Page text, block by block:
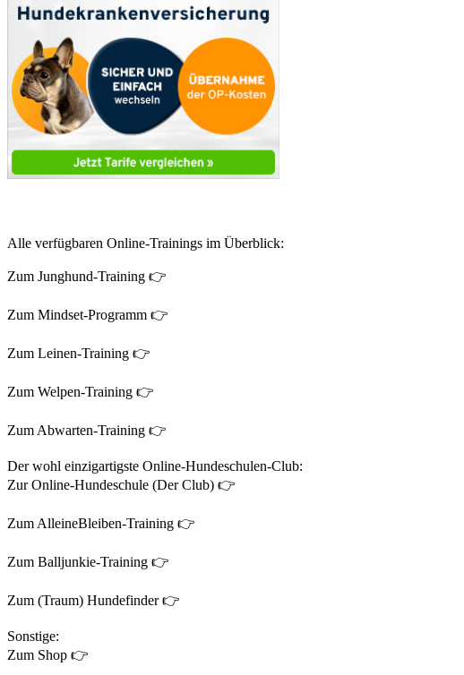
Alle verfügbaren Online-Trainings im Überblick:
Zum Junghund-Training 👉
Zum Mindset-Programm 👉
Zum Leinen-Training 👉
Zum Welpen-Training 👉
Zum Abwarten-Training 👉
Der wohl einzigartigste Online-Hundeschulen-Club:
Zur Online-Hundeschule (Der Club) 👉
Zum AlleineBleiben-Training 👉
Zum Balljunkie-Training 👉
Zum (Traum) Hundefinder 👉
Sonstige:
Zum Shop 👉